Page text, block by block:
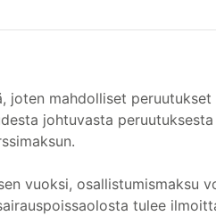
joten mahdolliset
johtuvasta
vuoksi, osallistumismaksu
tulee